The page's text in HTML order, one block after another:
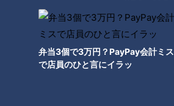
弁当3個で3万円？PayPay会計ミス
で店員のひと言にイラッ